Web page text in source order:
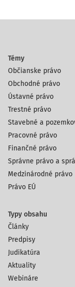
Témy
Občianske právo
Obchodné právo
Ústavné právo
Trestné právo
Stavebné a
Pracovné právo
Finančné právo
Správne právo a
Medzinárodné právo
Právo EÚ
Typy obsahu
Články
Predpisy
Judikatúra
Aktuality
Webináre